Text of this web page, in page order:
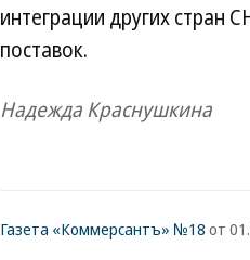
интеграции других стран
поставок.
Надежда Краснушкина
Газета «Коммерсантъ» №18 от